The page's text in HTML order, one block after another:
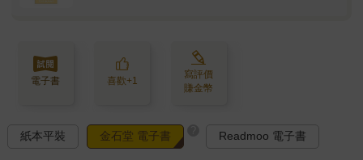
電子書 喜歡+1
寫評價
賺金幣
紙本平裝 金石堂 電子書 Readmoo 電子書